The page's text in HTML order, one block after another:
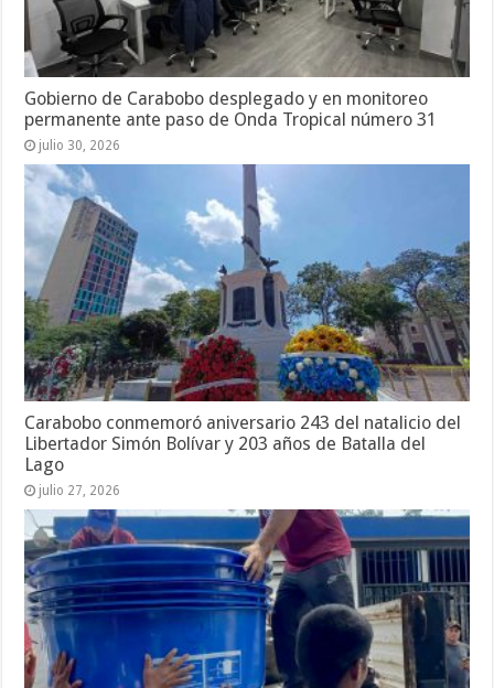
Gobierno de Carabobo desplegado y en monitoreo
permanente ante paso de Onda Tropical número 31
julio 30, 2026
Carabobo conmemoró aniversario 243 del natalicio del
Libertador Simón Bolívar y 203 años de Batalla del
Lago
julio 27, 2026